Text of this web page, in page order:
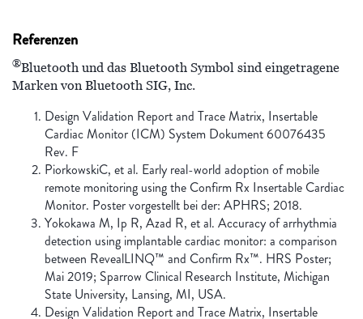
Referenzen
®Bluetooth und das Bluetooth Symbol sind eingetragene
Marken von Bluetooth SIG, Inc.
Design Validation Report and Trace Matrix, Insertable
Cardiac Monitor (ICM) System Dokument 60076435
Rev. F
PiorkowskiC, et al. Early real-world adoption of mobile
remote monitoring using the Confirm Rx Insertable Cardiac
Monitor. Poster vorgestellt bei der: APHRS; 2018.
Yokokawa M, Ip R, Azad R, et al. Accuracy of arrhythmia
detection using implantable cardiac monitor: a comparison
between RevealLINQ™ and Confirm Rx™. HRS Poster;
Mai 2019; Sparrow Clinical Research Institute, Michigan
State University, Lansing, MI, USA.
Design Validation Report and Trace Matrix, Insertable